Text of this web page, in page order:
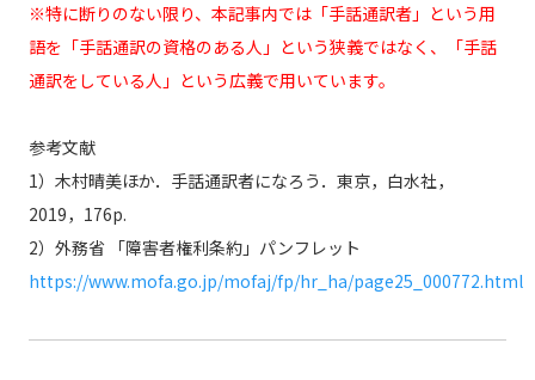
※特に断りのない限り、本記事内では「手話通訳者」という用
語を「手話通訳の資格のある人」という狭義ではなく、「手話
通訳をしている人」という広義で用いています。
参考文献
1）木村晴美ほか．手話通訳者になろう．東京，白水社，
2019，176p.
2）外務省 「障害者権利条約」パンフレット
https://www.mofa.go.jp/mofaj/fp/hr_ha/page25_000772.html